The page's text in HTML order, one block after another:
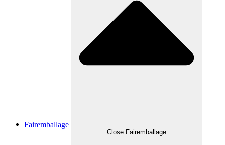
Fairemballage
Close Fairemballage